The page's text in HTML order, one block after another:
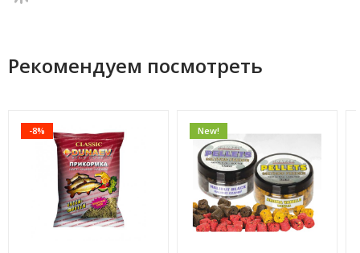
Рекомендуем посмотреть
-8% New!